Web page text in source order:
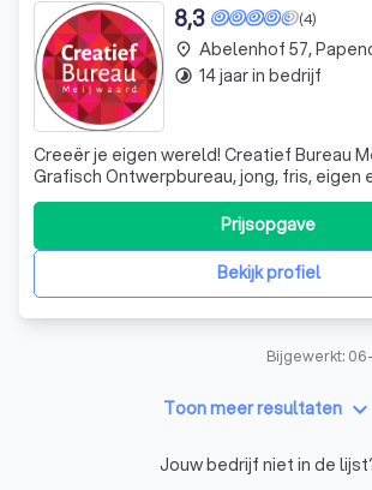
(4)
8,3
Creeër je eigen wereld! Creatief Bureau Meijwaard is een
Grafisch Ontwerpbureau, jong, fris, eigen
huis om voor u een perfecte uitstraling te
op zoek naar een (nieuw) logo, complete
of welke manier dan ook om uw bedrijf te
weten wat
Bekijk profiel
Prijsopgave
place Abelenhof 57,
timelapse 14 jaar in bedrijf
Bijgewerkt:
Toon meer resultaten keyboard_arrow_down
Jouw bedrijf niet in de